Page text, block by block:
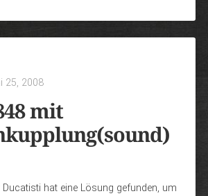
25, 2008
mit
Ducatisti hat eine Lösung gefunden, um